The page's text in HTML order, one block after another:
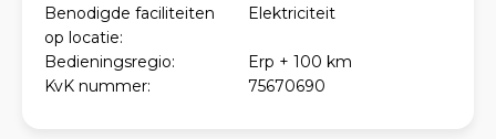
Benodigde faciliteiten
op locatie:
Elektriciteit
Bedieningsregio:
Erp + 100 km
KvK nummer:
75670690